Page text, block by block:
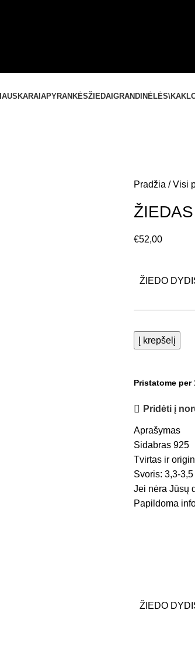
AUSKARAI APYRANKĖSŽIEDAI
Pradžia Visi
ŽIEDAS
€52,00
ŽIEDO
Į krepšelį
Pristatome per
Pridėti į
Aprašymas
Sidabras 925
Tvirtas ir
Svoris: 3,3-
Jei nėra Jūsų
Papildoma
ŽIEDO